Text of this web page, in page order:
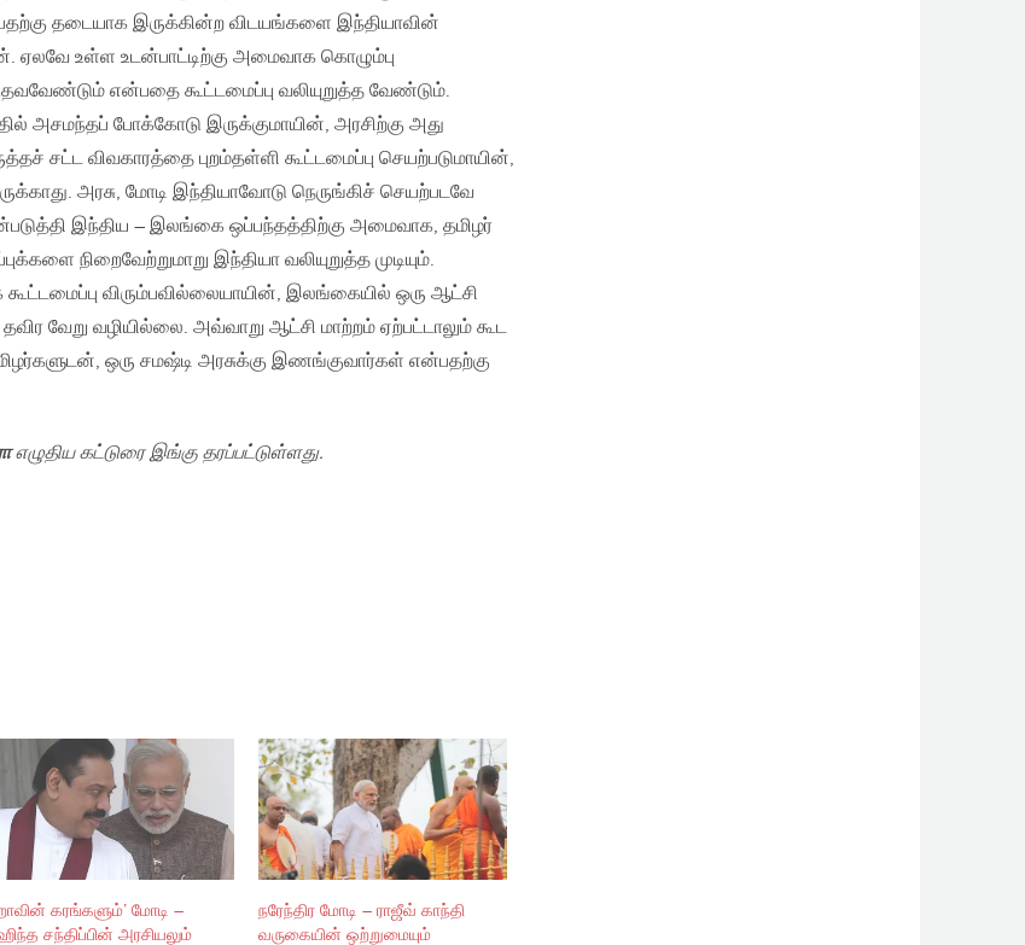
தடையாக இருக்கின்ற விடயங்களை இந்தியாவின்
உள்ள உடன்பாட்டிற்கு அமைவாக கொழும்பு
என்பதை கூட்டமைப்பு வலியுறுத்த வேண்டும்.
அசமந்தப் போக்கோடு இருக்குமாயின், அரசிற்கு அது
சட்ட விவகாரத்தை புறம்தள்ளி கூட்டமைப்பு செயற்படுமாயின்,
அரசு, மோடி இந்தியாவோடு நெருங்கிச் செயற்படவே
இந்திய – இலங்கை ஒப்பந்தத்திற்கு அமைவாக, தமிழர்
நிறைவேற்றுமாறு இந்தியா வலியுறுத்த முடியும்.
விரும்பவில்லையாயின், இலங்கையில் ஒரு ஆட்சி
வேறு வழியில்லை. அவ்வாறு ஆட்சி மாற்றம் ஏற்பட்டாலும் கூட
ஒரு சமஷ்டி அரசுக்கு இணங்குவார்கள் என்பதற்கு
எழுதிய கட்டுரை இங்கு தரப்பட்டுள்ளது.
கரங்களும்’ மோடி –
சந்திப்பின் அரசியலும்
நரேந்திர மோடி – ராஜீவ் காந்தி
வருகையின் ஒற்றுமையும்